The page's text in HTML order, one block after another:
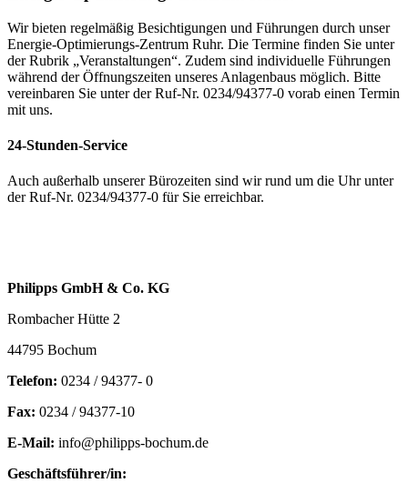
Wir bieten regelmäßig Besichtigungen und Führungen durch unser
Energie-Optimierungs-Zentrum Ruhr. Die Termine finden Sie unter
der Rubrik „Veranstaltungen“. Zudem sind individuelle Führungen
während der Öffnungszeiten unseres Anlagenbaus möglich. Bitte
vereinbaren Sie unter der Ruf-Nr. 0234/94377-0 vorab einen Termin
mit uns.
24-Stunden-Service
Auch außerhalb unserer Bürozeiten sind wir rund um die Uhr unter
der Ruf-Nr. 0234/94377-0 für Sie erreichbar.
Philipps GmbH & Co. KG
Rombacher Hütte 2
44795 Bochum
Telefon: 0234 / 94377- 0
Fax: 0234 / 94377-10
E-Mail: info@philipps-bochum.de
Geschäftsführer/in: